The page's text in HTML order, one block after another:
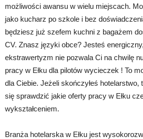
możliwości awansu w wielu miejscach.
jako kucharz po szkole i bez
będziesz już szefem kuchni z bagażem
CV. Znasz języki obce? Jesteś
ekstrawertyzm nie pozwala Ci na chwilę
pracy w Ełku dla pilotów wycieczek ! To
dla Ciebie. Jeżeli skończyłeś hotelarstwo,
się sprawdzić jakie oferty pracy w Ełku
wykształceniem.
Branża hotelarska w Ełku jest